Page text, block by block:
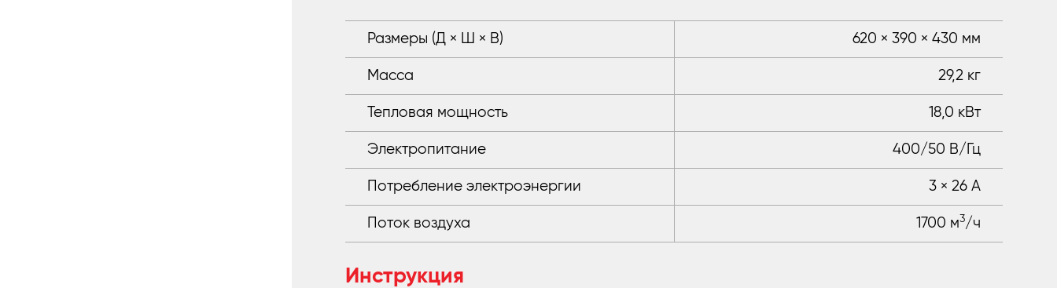
Размеры (Д × Ш × В) 620 × 390 × 430 мм
Масса 29,2 кг
Тепловая мощность 18,0 кВт
Электропитание 400/50 В/Гц
Потребление электроэнергии 3 × 26 A
Поток воздуха 1700 м3/ч
Инструкция